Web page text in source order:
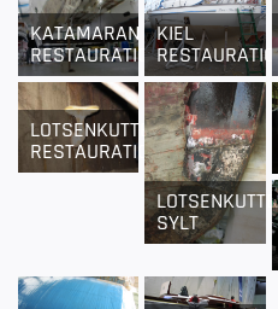
KATAMARAN
RESTAURATION
KIEL
LOTSENKUTTER
RESTAURATION
SYLT